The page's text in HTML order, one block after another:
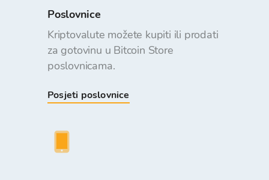
Poslovnice
Kriptovalute možete kupiti ili prodati
za gotovinu u Bitcoin Store
poslovnicama.
Posjeti poslovnice